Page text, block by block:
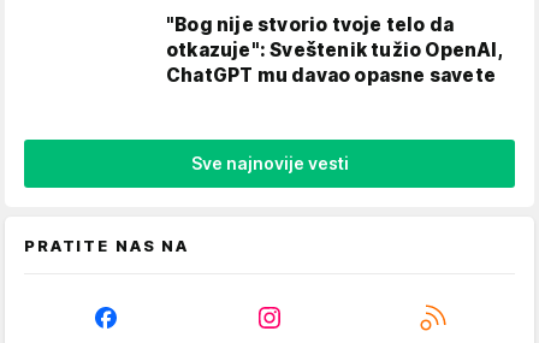
"Bog nije stvorio tvoje telo da
otkazuje": Sveštenik tužio OpenAI,
ChatGPT mu davao opasne savete
Sve najnovije vesti
PRATITE NAS NA